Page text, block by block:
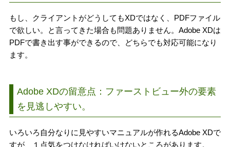
もし、クライアントがどうしてもXDではなく、PDFファイル
で欲しい。と言ってきた場合も問題ありません。Adobe XDは
PDFで書き出す事ができるので、どちらでも対応可能になり
ます。
Adobe XDの留意点：ファーストビュー外の要素
を見逃しやすい。
いろいろ自分なりに見やすいマニュアルが作れるAdobe XDで
すが、１点気をつけなければいけないところがあります。